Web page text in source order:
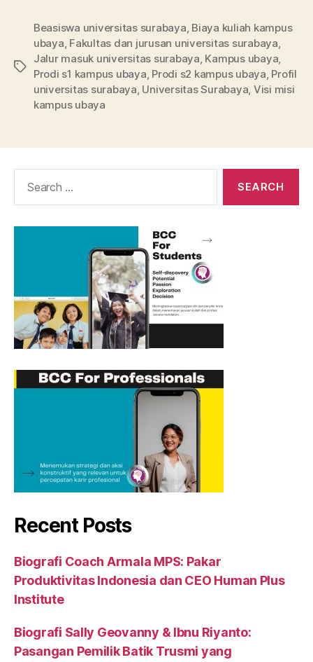
Tags
Beasiswa universitas surabaya, Biaya kuliah kampus
ubaya, Fakultas dan jurusan universitas surabaya,
Jalur masuk universitas surabaya, Kampus ubaya,
Prodi s1 kampus ubaya, Prodi s2 kampus ubaya, Profil
universitas surabaya, Universitas Surabaya, Visi misi
kampus ubaya
Recent Posts
Biografi Coach Armala MPS: Pakar
Produktivitas Indonesia dan CEO Human Plus
Institute
Biografi Sally Geovanny & Ibnu Riyanto:
Pasangan Pemilik Batik Trusmi yang